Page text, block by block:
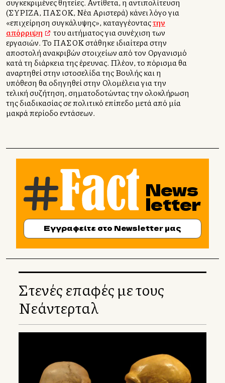
(ΣΥΡΙΖΑ, ΠΑΣΟΚ, Νέα Αριστερά) κάνει λόγο για
«επιχείρηση συγκάλυψης», καταγγέλλονταςτην
απόρριψη
του αιτήματος για συνέχιση των
εργασιών. Το ΠΑΣΟΚ στάθηκε ιδιαίτερα στην
αποστολή ανακριβών στοιχείων από τον Οργανισμό
κατά τη διάρκεια της έρευνας. Πλέον, το πόρισμα θα
αναρτηθεί στην ιστοσελίδα της Βουλής και η
υπόθεση θα οδηγηθεί στην Ολομέλεια για την
τελική συζήτηση, σηματοδοτώντας την ολοκλήρωση
της διαδικασίας σε πολιτικό επίπεδο μετά από μία
μακρά περίοδο εντάσεων.
News
letter
Εγγραφείτε στο Newsletter μας
Στενές επαφές με τους
Νεάντερταλ